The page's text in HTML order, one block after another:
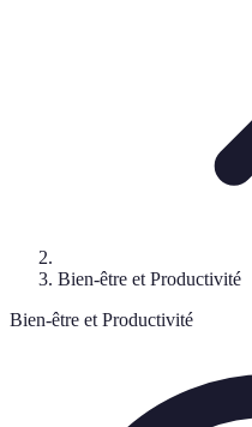
Bien-être et Productivité
Bien-être et Productivité